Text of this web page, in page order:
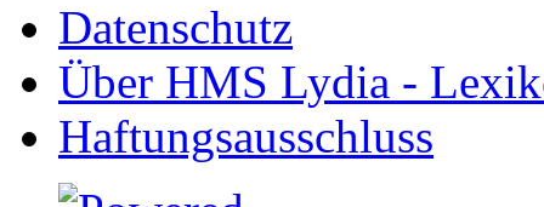
Datenschutz
Über HMS Lydia -
Haftungsausschluss